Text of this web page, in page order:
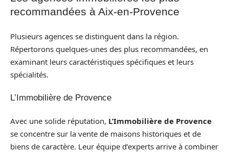
recommandées à Aix-en-Provence
Plusieurs agences se distinguent dans la région.
Répertorons quelques-unes des plus recommandées, en
examinant leurs caractéristiques spécifiques et leurs
spécialités.
L’Immobilière de Provence
Avec une solide réputation, L’Immobilière de Provence
se concentre sur la vente de maisons historiques et de
biens de caractère. Leur équipe d’experts arrive à combiner